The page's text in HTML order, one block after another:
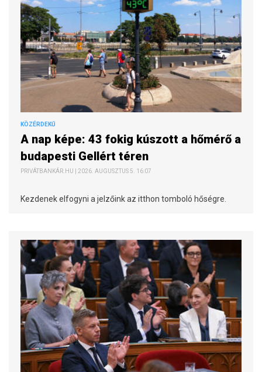
KÖZÉRDEKŰ
A nap képe: 43 fokig kúszott a hőmérő a
budapesti Gellért téren
PRIVÁTBANKÁR.HU | 2026. AUGUSZTUS 5. 16:07
Kezdenek elfogyni a jelzőink az itthon tomboló hőségre.